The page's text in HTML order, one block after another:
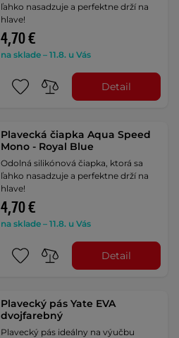
ľahko nasadzuje a perfektne drží na
hlave!
4,70 €
na sklade – 11.8. u Vás
Detail
Plavecká čiapka Aqua Speed
Mono - Royal Blue
Odolná silikónová čiapka, ktorá sa
ľahko nasadzuje a perfektne drží na
hlave!
4,70 €
na sklade – 11.8. u Vás
Detail
Plavecký pás Yate EVA
dvojfarebný
Plavecký pás ideálny na výučbu